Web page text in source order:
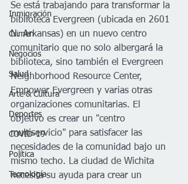
Inmigración
Crimen
Negocios
Salud
Arte & Cultura
Deportes
COVID-19
Política
Tecnología
Se está trabajando para transformar la
biblioteca Evergreen (ubicada en 2601
N. Arkansas) en un nuevo centro
comunitario que no solo albergará la
biblioteca, sino también el Evergreen
Neighborhood Resource Center,
Empower Evergreen y varias otras
organizaciones comunitarias. El
objetivo es crear un "centro
multiservicio" para satisfacer las
necesidades de la comunidad bajo un
mismo techo. La ciudad de Wichita
necesita su ayuda para crear un